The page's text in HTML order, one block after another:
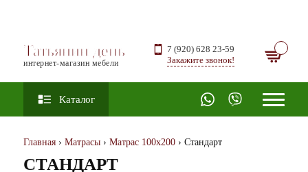
Татьянин день
интернет-магазин мебели
7 (920) 628 23-59
Закажите звонок!
Каталог
Главная › Матрасы › Матрас 100х200 › Стандарт
СТАНДАРТ